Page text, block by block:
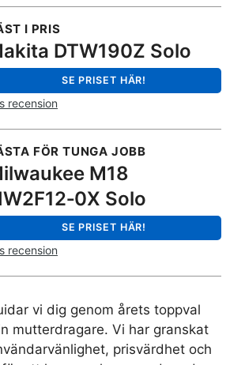
I PRIS
DTW190Z Solo
SE PRISET HÄR!
recension
FÖR TUNGA JOBB
M18
Solo
SE PRISET HÄR!
recension
vi dig genom årets toppval
mutterdragare. Vi har granskat
prisvärdhet och